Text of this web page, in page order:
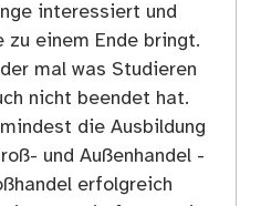
interessiert und
zu einem Ende bringt.
mal was Studieren
nicht beendet hat.
die Ausbildung
und Außenhandel -
erfolgreich